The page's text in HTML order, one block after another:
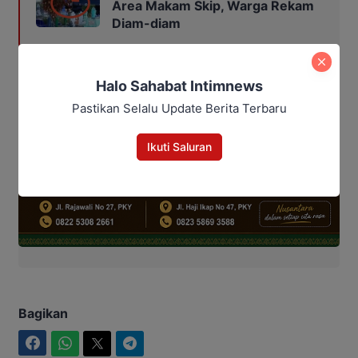
Area Makam Skip, Warga Rekam
Diam-diam
Bagikan
Halo Sahabat Intimnews
Pastikan Selalu Update Berita Terbaru
Ikuti Saluran